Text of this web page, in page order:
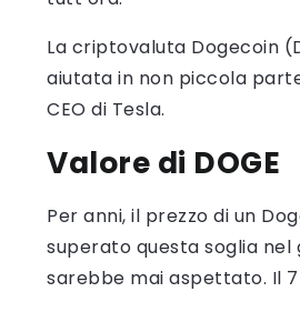
La criptovaluta Dogecoin
aiutata in non piccola
CEO di Tesla.
Valore di DOGE
Per anni, il prezzo di un
superato questa soglia nel
sarebbe mai aspettato. Il 7